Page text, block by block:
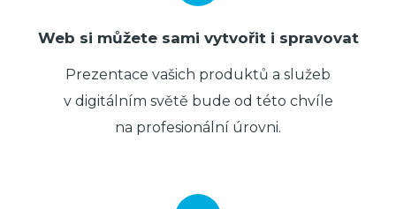
Web si můžete sami vytvořit i spravovat
Prezentace vašich produktů a služeb
v digitálním světě bude od této chvíle
na profesionální úrovni.